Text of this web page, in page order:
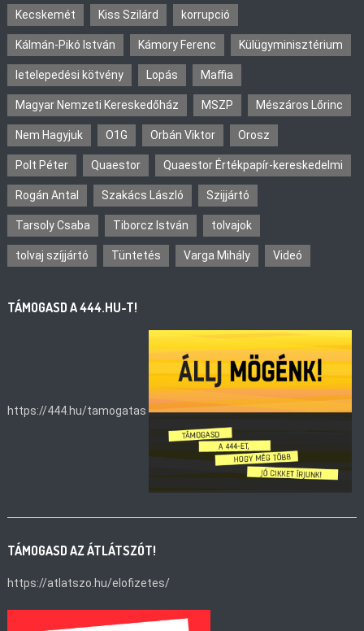
Kecskemét Kiss Szilárd korrupció
Kálmán-Pikó István Kámory Ferenc Külügyminisztérium
letelepedési kötvény Lopás Maffia
Magyar Nemzeti Kereskedőház MSZP Mészáros Lőrinc
Nem Hagyjuk O1G Orbán Viktor Orosz
Polt Péter Quaestor Quaestor Értékpapír-kereskedelmi
Rogán Antal Szakács László Szijjártó
Tarsoly Csaba Tiborcz István tolvajok
tolvaj szíjjártó Tüntetés Varga Mihály Videó
TÁMOGASD A 444.HU-T!
https://444.hu/tamogatas
TÁMOGASD AZ ÁTLÁTSZÓT!
https://atlatszo.hu/elofizetes/